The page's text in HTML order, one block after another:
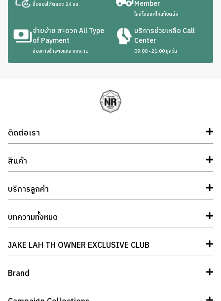
ซื้อของได้ตลอด 24 ชม.
Member
ใกล้ไกลแค่ไหนก็จัดส่ง
จ่ายง่าย สะดวก All Type
of Payment
ช่องทางชำระเงินหลากหลาย
บริการช่วยเหลือ Call
Center
09:00 - 21:00 ทุกวัน
ติดต่อเรา
สินค้า
บริการลูกค้า
บทความทั้งหมด
JAKE LAH TH OWNER EXCLUSIVE CLUB
Brand